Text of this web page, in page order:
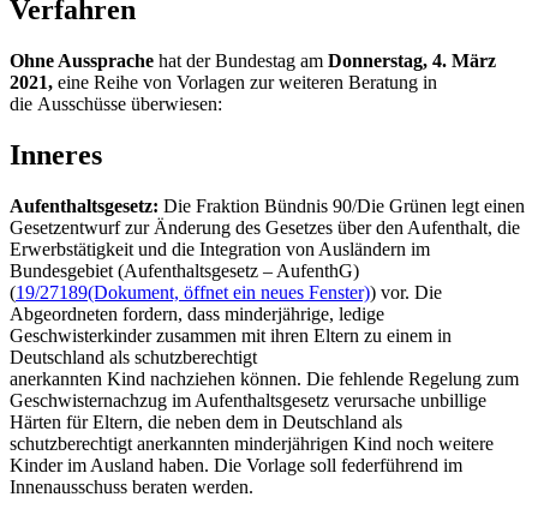
Verfahren
Ohne Aussprache hat der Bundestag am Donnerstag, 4. März
2021, eine Reihe von Vorlagen zur weiteren Beratung in
die Ausschüsse überwiesen:
Inneres
Aufenthaltsgesetz: Die Fraktion Bündnis 90/Die Grünen legt einen
Gesetzentwurf zur Änderung des Gesetzes über den Aufenthalt, die
Erwerbstätigkeit und die Integration von Ausländern im
Bundesgebiet (Aufenthaltsgesetz – AufenthG)
(19/27189(Dokument, öffnet ein neues Fenster)) vor. Die
Abgeordneten fordern, dass minderjährige, ledige
Geschwisterkinder zusammen mit ihren Eltern zu einem in
Deutschland als schutzberechtigt
anerkannten Kind nachziehen können. Die fehlende Regelung zum
Geschwisternachzug im Aufenthaltsgesetz verursache unbillige
Härten für Eltern, die neben dem in Deutschland als
schutzberechtigt anerkannten minderjährigen Kind noch weitere
Kinder im Ausland haben. Die Vorlage soll federführend im
Innenausschuss beraten werden.